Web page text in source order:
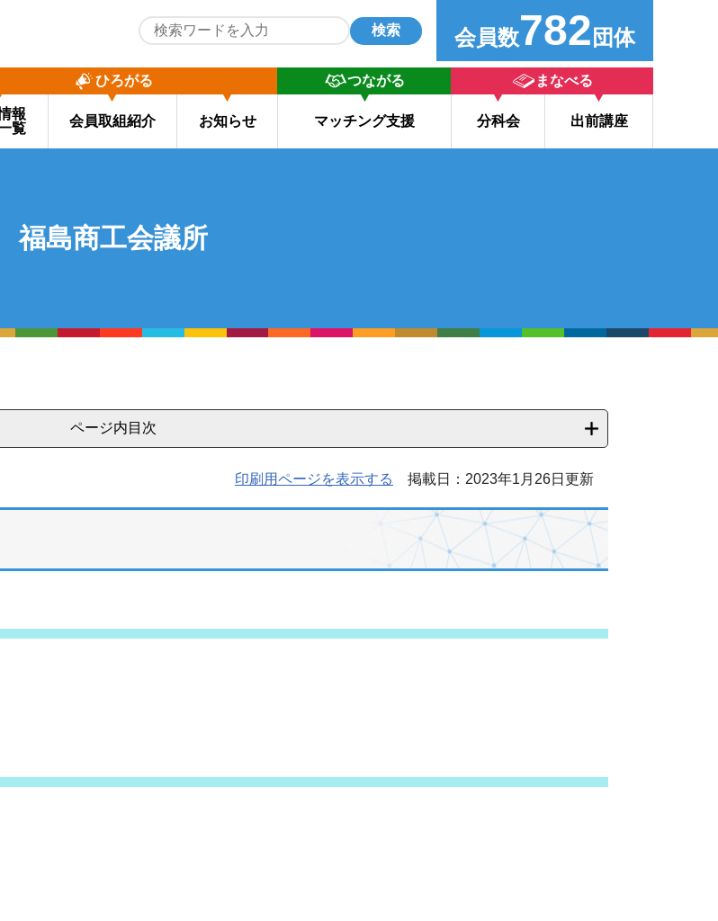
検索 会員数782 団体
ひろがる
報
覧
会員取組紹介 お知らせ
つながる
マッチング支援
まなべる
分科会 出前講座
福島商工会議所
ページ内目次
印刷用ページを表示する 掲載日：2023年1月26日更新